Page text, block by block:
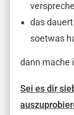
das
soetwas
dann mache
Sei es dir